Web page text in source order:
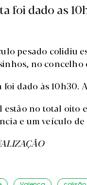
foi dado as
pesado colidiu
no concelho
foi dado às 10h30.
estão no total oito
e um veículo